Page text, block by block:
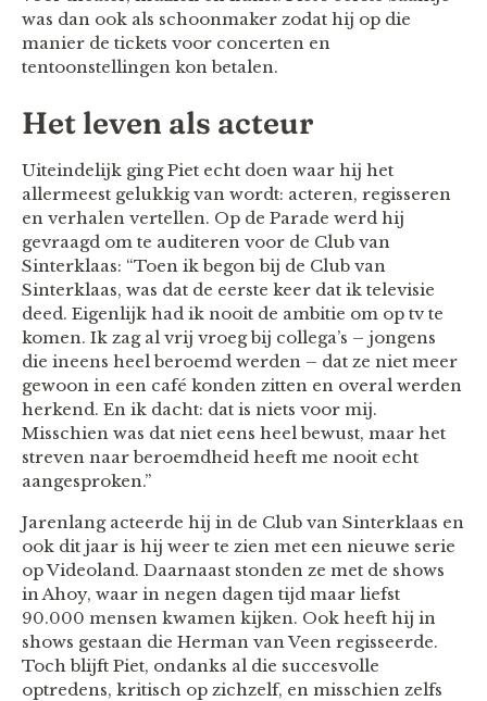
was dan ook als schoonmaker zodat hij op die
manier de tickets voor concerten en
tentoonstellingen kon betalen.
Het leven als acteur
Uiteindelijk ging Piet echt doen waar hij het
allermeest gelukkig van wordt: acteren, regisseren
en verhalen vertellen. Op de Parade werd hij
gevraagd om te auditeren voor de Club van
Sinterklaas: “Toen ik begon bij de Club van
Sinterklaas, was dat de eerste keer dat ik televisie
deed. Eigenlijk had ik nooit de ambitie om op tv te
komen. Ik zag al vrij vroeg bij collega’s – jongens
die ineens heel beroemd werden – dat ze niet meer
gewoon in een café konden zitten en overal werden
herkend. En ik dacht: dat is niets voor mij.
Misschien was dat niet eens heel bewust, maar het
streven naar beroemdheid heeft me nooit echt
aangesproken.”
Jarenlang acteerde hij in de Club van Sinterklaas en
ook dit jaar is hij weer te zien met een nieuwe serie
op Videoland. Daarnaast stonden ze met de shows
in Ahoy, waar in negen dagen tijd maar liefst
90.000 mensen kwamen kijken. Ook heeft hij in
shows gestaan die Herman van Veen regisseerde.
Toch blijft Piet, ondanks al die succesvolle
optredens, kritisch op zichzelf, en misschien zelfs